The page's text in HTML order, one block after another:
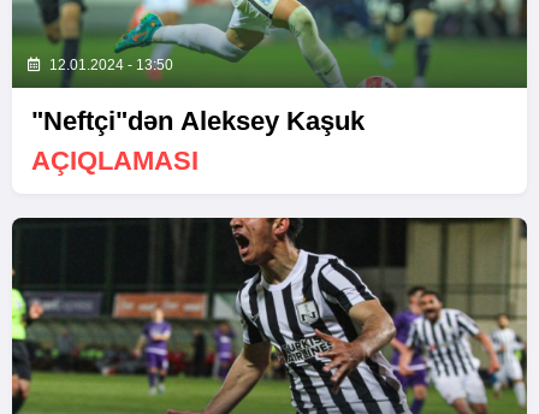
12.01.2024 - 13:50
"Neftçi"dən Aleksey Kaşuk
AÇIQLAMASI